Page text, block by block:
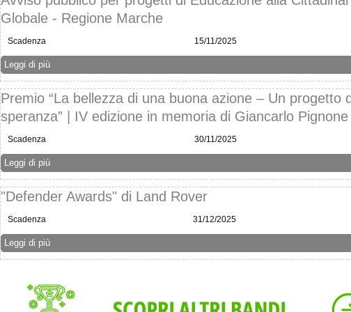
Globale - Regione Marche
Scadenza 15/11/2025
Leggi di più
Premio “La bellezza di una buona azione – Un progetto
speranza” | IV edizione in memoria di Giancarlo Pignone
Scadenza 30/11/2025
Leggi di più
"Defender Awards" di Land Rover
Scadenza 31/12/2025
Leggi di più